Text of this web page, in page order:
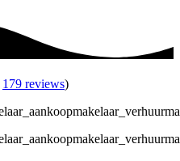
179 reviews)